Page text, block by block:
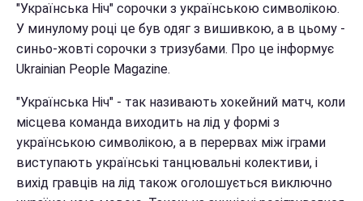
"Українська Ніч" сорочки з українською символікою.
У минулому році це був одяг з вишивкою, а в цьому -
синьо-жовті сорочки з тризубами. Про це інформує
Ukrainian People Magazine.
"Українська Ніч" - так називають хокейний матч, коли
місцева команда виходить на лід у формі з
українською символікою, а в перервах між іграми
виступають українські танцювальні колективи, і
вихід гравців на лід також оголошується виключно